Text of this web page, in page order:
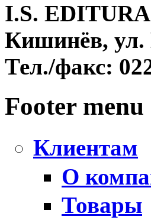
I.S.
Кишинёв, ул.
Тел./факс:
Footer menu
Клиентам
О
Товары